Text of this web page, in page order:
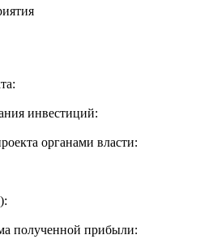
инвестиций:
органами власти:
полученной прибыли: